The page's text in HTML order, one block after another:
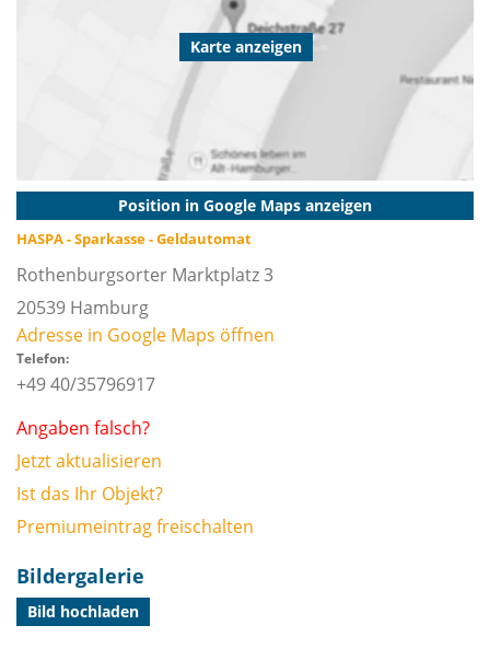
Karte anzeigen
Position in Google Maps anzeigen
HASPA - Sparkasse - Geldautomat
Rothenburgsorter Marktplatz 3
20539 Hamburg
Adresse in Google Maps öffnen
Telefon:
+49 40/35796917
Angaben falsch?
Jetzt aktualisieren
Ist das Ihr Objekt?
Premiumeintrag freischalten
Bildergalerie
Bild hochladen